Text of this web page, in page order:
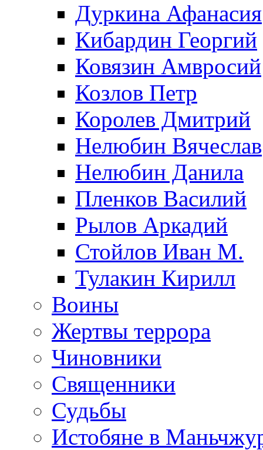
Дуркина Афанасия
Кибардин Георгий
Ковязин Амвросий
Козлов Петр
Королев Дмитрий
Нелюбин Вячеслав
Нелюбин Данила
Пленков Василий
Рылов Аркадий
Стойлов Иван М.
Тулакин Кирилл
Воины
Жертвы террора
Чиновники
Священники
Судьбы
Истобяне в